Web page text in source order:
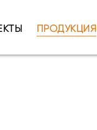
ПРОДУКЦИЯ